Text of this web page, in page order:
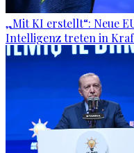
„Mit KI erstellt“: Neue
Intelligenz treten in